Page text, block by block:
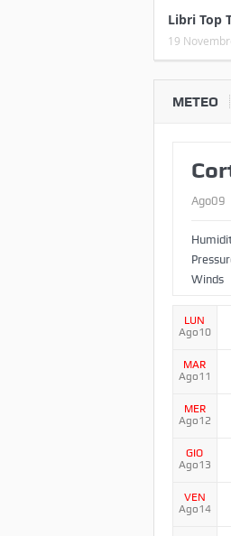
Libri Top
19
METEO
Ago09
Winds
LUN
Ago10
MAR
Ago11
MER
Ago12
GIO
Ago13
VEN
Ago14